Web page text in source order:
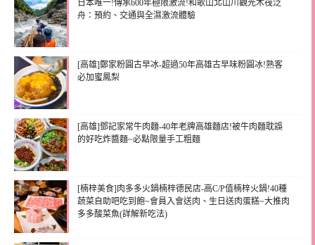
日本唯一!傳承600年極限激流!和歌山北山川觀光木筏泛
舟：預約、交通與全濕激流體驗
[高雄]鄭家粉圓古早冰-超過50年高雄古早味粉圓冰!熟客
必加蜜鳳梨
[高雄]鄧記家常牛肉麵-40年老牌高雄麵店!被牛肉麵耽誤
的好吃炸醬麵~必點限量手工粗麵
[楠梓美食]肉多多火鍋楠梓德民店-高C/P值楠梓火鍋!40種
蔬菜自助吧吃到飽~會員入會送肉、生日送肉蛋糕~大推肉
多多酸菜魚(詳解新吃法)